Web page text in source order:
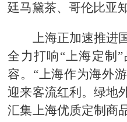
廷马黛茶、哥伦比亚
上海正加速推进国
全力打响“上海定制
容。“上海作为海外
迎来客流红利。绿地
汇集上海优质定制商